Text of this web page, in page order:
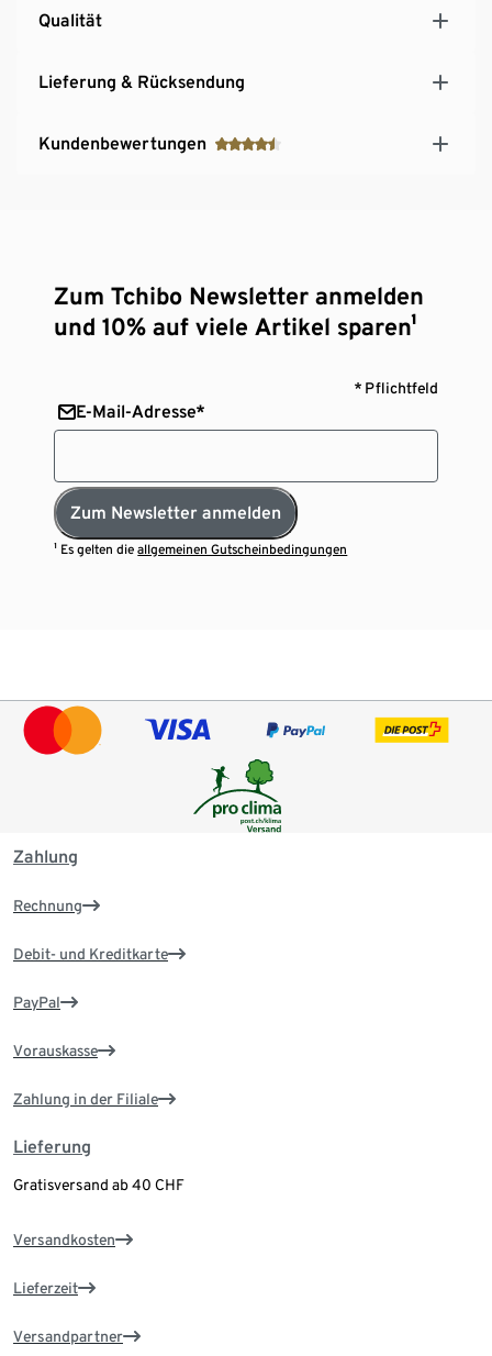
Qualität
Lieferung & Rücksendung
Kundenbewertungen
Zum Tchibo Newsletter anmelden
und 10% auf viele Artikel sparen¹
* Pflichtfeld
E-Mail-Adresse*
Zum Newsletter anmelden
¹ Es gelten dieallgemeinen Gutscheinbedingungen
Zahlung
Rechnung
Debit- und Kreditkarte
PayPal
Vorauskasse
Zahlung in der Filiale
Lieferung
Gratisversand ab 40 CHF
Versandkosten
Lieferzeit
Versandpartner